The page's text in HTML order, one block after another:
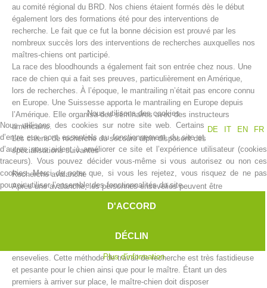
Centres de secours
au comité régional du BRD. Nos chiens étaient formés dès le début
également lors des formations été pour des interventions de
recherche. Le fait que ce fut la bonne décision est prouvé par les
nombreux succès lors des interventions de recherches auxquelles nos
maîtres-chiens ont participé.
La race des bloodhounds a également fait son entrée chez nous. Une
race de chien qui a fait ses preuves, particulièrement en Amérique,
lors de recherches. À l’époque, le mantrailing n’était pas encore connu
en Europe. Une Suissesse apporta le mantrailing en Europe depuis
l’Amérique. Elle organisa des séminaires avec des instructeurs
américains.
Les chiens de recherche du secours alpin disposent des
spécialisations suivantes
Recherche avalanche
Après une avalanche, les personnes ensevelies peuvent être
d’avalanche. Malgré les progrès techniques apportés par entre autre
RECCO, les chiens d’avalanche sont parfois la seule et donc la
ensevelies. Cette méthode de travail de recherche est très fastidieuse
et pesante pour le chien ainsi que pour le maître. Étant un des
premiers à arriver sur place, le maître-chien doit disposer
Nous utilisons des cookies
DE
IT EN FR
Nous utilisons des cookies sur notre site web. Certains
d’entre eux sont essentiels au fonctionnement du site et
d’autres nous aident à améliorer ce site et l’expérience utilisateur (cookies
traceurs). Vous pouvez décider vous-même si vous autorisez ou non ces
cookies. Merci de noter que, si vous les rejetez, vous risquez de ne pas
pouvoir utiliser l’ensemble des fonctionnalités du site.
D'ACCORD
DÉCLIN
Plus d'information